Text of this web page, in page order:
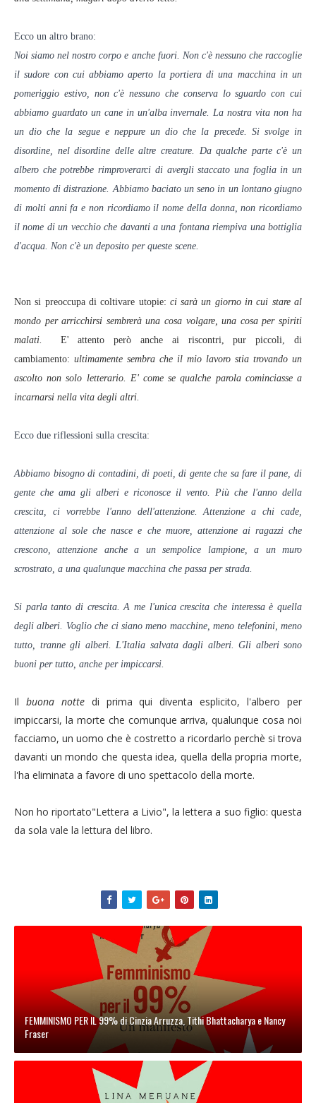
Ecco un altro brano:
Noi siamo nel nostro corpo e anche fuori. Non c'è nessuno che raccoglie
il sudore con cui abbiamo aperto la portiera di una macchina in un
pomeriggio estivo, non c'è nessuno che conserva lo sguardo con cui
abbiamo guardato un cane in un'alba invernale. La nostra vita non ha
un dio che la segue e neppure un dio che la precede. Si svolge in
disordine, nel disordine delle altre creature. Da qualche parte c'è un
albero che potrebbe rimproverarci di avergli staccato una foglia in un
momento di distrazione. Abbiamo baciato un seno in un lontano giugno
di molti anni fa e non ricordiamo il nome della donna, non ricordiamo
il nome di un vecchio che davanti a una fontana riempiva una bottiglia
d'acqua. Non c'è un deposito per queste scene.
Non si preoccupa di coltivare utopie: ci sarà un giorno in cui stare al
mondo per arricchirsi sembrerà una cosa volgare, una cosa per spiriti
malati. E' attento però anche ai riscontri, pur piccoli, di
cambiamento: ultimamente sembra che il mio lavoro stia trovando un
ascolto non solo letterario. E' come se qualche parola cominciasse a
incarnarsi nella vita degli altri.
Ecco due riflessioni sulla crescita:
Abbiamo bisogno di contadini, di poeti, di gente che sa fare il pane, di
gente che ama gli alberi e riconosce il vento. Più che l'anno della
crescita, ci vorrebbe l'anno dell'attenzione. Attenzione a chi cade,
attenzione al sole che nasce e che muore, attenzione ai ragazzi che
crescono, attenzione anche a un sempolice lampione, a un muro
scrostrato, a una qualunque macchina che passa per strada.
Si parla tanto di crescita. A me l'unica crescita che interessa è quella
degli alberi. Voglio che ci siano meno macchine, meno telefonini, meno
tutto, tranne gli alberi. L'Italia salvata dagli alberi. Gli alberi sono
buoni per tutto, anche per impiccarsi.
Il buona notte di prima qui diventa esplicito, l'albero per
impiccarsi, la morte che comunque arriva, qualunque cosa noi
facciamo, un uomo che è costretto a ricordarlo perchè si trova
davanti un mondo che questa idea, quella della propria morte,
l'ha eliminata a favore di uno spettacolo della morte.
Non ho riportato"Lettera a Livio", la lettera a suo figlio: questa
da sola vale la lettura del libro.
FEMMINISMO PER IL 99% di Cinzia Arruzza, Tithi Bhattacharya e Nancy
Fraser